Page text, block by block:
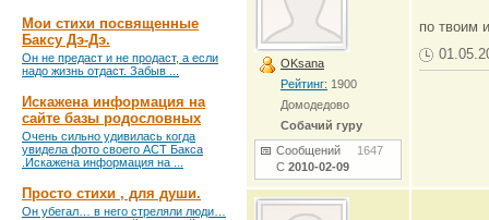
Мои стихи посвященные
Баксу Дэ-Дэ.
Он не предаст и не продаст, а если
надо жизнь отдаст. Забыв ...
Искажена информация на
сайте базы родословных
Очень сильно удивилась когда
увидела фото своего АСТ Бакса
.Искажена информация на ...
Просто стихи , для души.
Он убегал… в него стреляли люди…
OKsana
Рейтинг: 1900
Домодедово
Собачий гуру
Сообщений 1647
С 2010-02-09
по твоим